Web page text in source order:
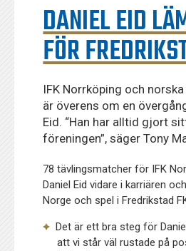
DANIEL EID
FÖR
IFK Norrköping och
är överens om en
Eid. “Han har alltid gjort
föreningen”, säger Tony
78 tävlingsmatcher för IFK
Daniel Eid vidare i karriären
Norge och spel i Fredrikstad
Det är ett bra steg för
att vi står väl rustade på